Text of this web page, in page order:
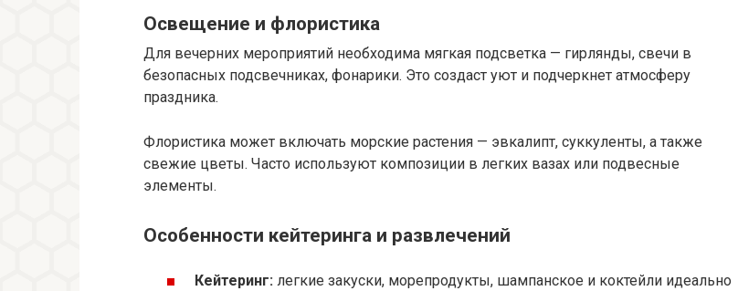
Освещение и флористика
Для вечерних мероприятий необходима мягкая подсветка — гирлянды, свечи в
безопасных подсвечниках, фонарики. Это создаст уют и подчеркнет атмосферу
праздника.
Флористика может включать морские растения — эвкалипт, суккуленты, а также
свежие цветы. Часто используют композиции в легких вазах или подвесные
элементы.
Особенности кейтеринга и развлечений
Кейтеринг: легкие закуски, морепродукты, шампанское и коктейли идеально